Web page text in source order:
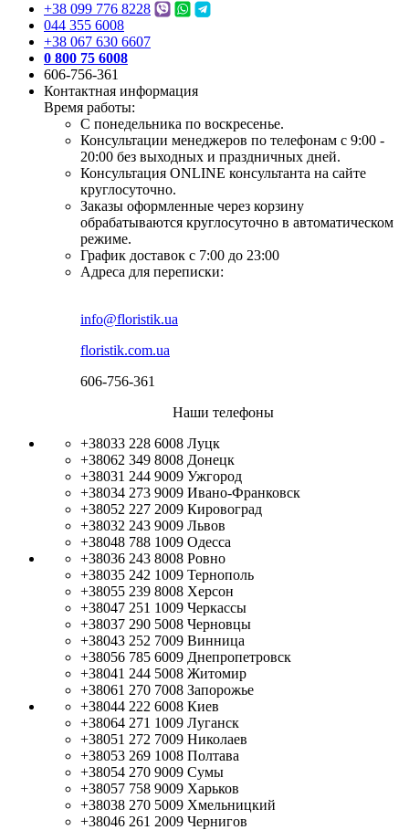
+38 099 776 8228
044 355 6008
+38 067 630 6607
0 800 75 6008
606-756-361
Контактная информация
Время работы:
С понедельника по воскресенье.
Консультации менеджеров по телефонам с 9:00 -
20:00 без выходных и праздничных дней.
Консультация ONLINE консультанта на сайте
круглосуточно.
Заказы оформленные через корзину
обрабатываются круглосуточно в автоматическом
режиме.
График доставок с 7:00 до 23:00
Адреса для переписки:
info@floristik.ua
floristik.com.ua
606-756-361
Наши телефоны
+38033 228 6008 Луцк
+38062 349 8008 Донецк
+38031 244 9009 Ужгород
+38034 273 9009 Ивано-Франковск
+38052 227 2009 Кировоград
+38032 243 9009 Львов
+38048 788 1009 Одесса
+38036 243 8008 Ровно
+38035 242 1009 Тернополь
+38055 239 8008 Херсон
+38047 251 1009 Черкассы
+38037 290 5008 Черновцы
+38043 252 7009 Винница
+38056 785 6009 Днепропетровск
+38041 244 5008 Житомир
+38061 270 7008 Запорожье
+38044 222 6008 Киев
+38064 271 1009 Луганск
+38051 272 7009 Николаев
+38053 269 1008 Полтава
+38054 270 9009 Сумы
+38057 758 9009 Харьков
+38038 270 5009 Хмельницкий
+38046 261 2009 Чернигов